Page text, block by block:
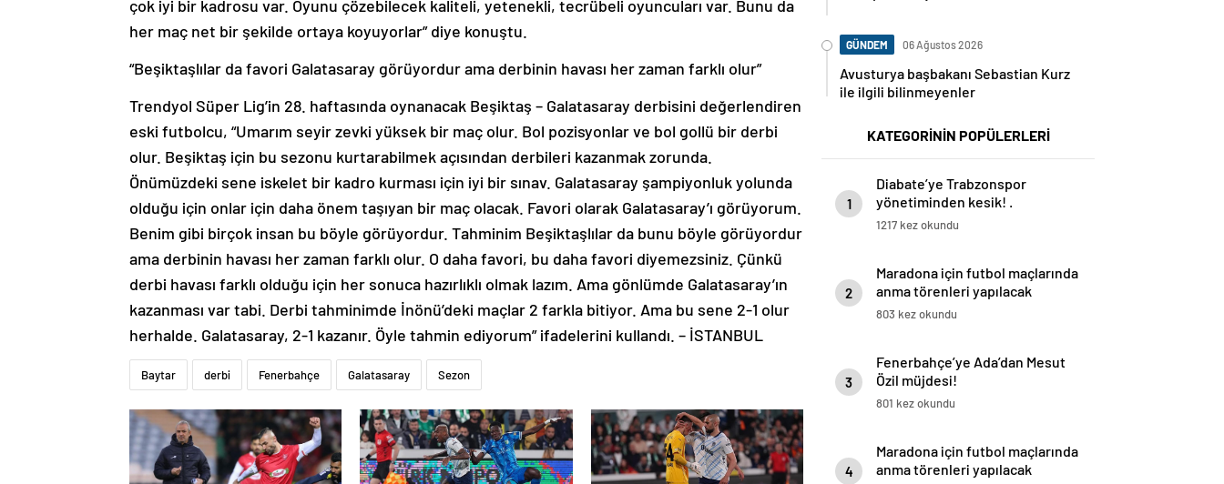
çok iyi bir kadrosu var. Oyunu çözebilecek kaliteli, yetenekli, tecrübeli oyuncuları var. Bunu da
her maç net bir şekilde ortaya koyuyorlar” diye konuştu.
“Beşiktaşlılar da favori Galatasaray görüyordur ama derbinin havası her zaman farklı olur”
Trendyol Süper Lig’in 28. haftasında oynanacak Beşiktaş – Galatasaray derbisini değerlendiren
eski futbolcu, “Umarım seyir zevki yüksek bir maç olur. Bol pozisyonlar ve bol gollü bir derbi
olur. Beşiktaş için bu sezonu kurtarabilmek açısından derbileri kazanmak zorunda.
Önümüzdeki sene iskelet bir kadro kurması için iyi bir sınav. Galatasaray şampiyonluk yolunda
olduğu için onlar için daha önem taşıyan bir maç olacak. Favori olarak Galatasaray’ı görüyorum.
Benim gibi birçok insan bu böyle görüyordur. Tahminim Beşiktaşlılar da bunu böyle görüyordur
ama derbinin havası her zaman farklı olur. O daha favori, bu daha favori diyemezsiniz. Çünkü
derbi havası farklı olduğu için her sonuca hazırlıklı olmak lazım. Ama gönlümde Galatasaray’ın
kazanması var tabi. Derbi tahminimde İnönü’deki maçlar 2 farkla bitiyor. Ama bu sene 2-1 olur
herhalde. Galatasaray, 2-1 kazanır. Öyle tahmin ediyorum” ifadelerini kullandı. – İSTANBUL
Baytar derbi Fenerbahçe Galatasaray Sezon
GÜNDEM 06 Ağustos 2026
Avusturya başbakanı Sebastian Kurz
ile ilgili bilinmeyenler
KATEGORİNİN POPÜLERLERİ
1
Diabate’ye Trabzonspor
yönetiminden kesik! .
1217 kez okundu
2
Maradona için futbol maçlarında
anma törenleri yapılacak
803 kez okundu
3
Fenerbahçe’ye Ada’dan Mesut
Özil müjdesi!
801 kez okundu
4
Maradona için futbol maçlarında
anma törenleri yapılacak